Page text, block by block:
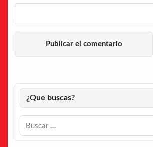
¿Que buscas?